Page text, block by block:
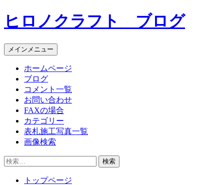
コ
ン
ン
ツ
ヒロノクラフト ブログ
メインメニュー
ホームページ
ブログ
コメント一覧
お問い合わせ
FAXの場合
カテゴリー
表札施工写真一覧
画像検索
検
トップページ